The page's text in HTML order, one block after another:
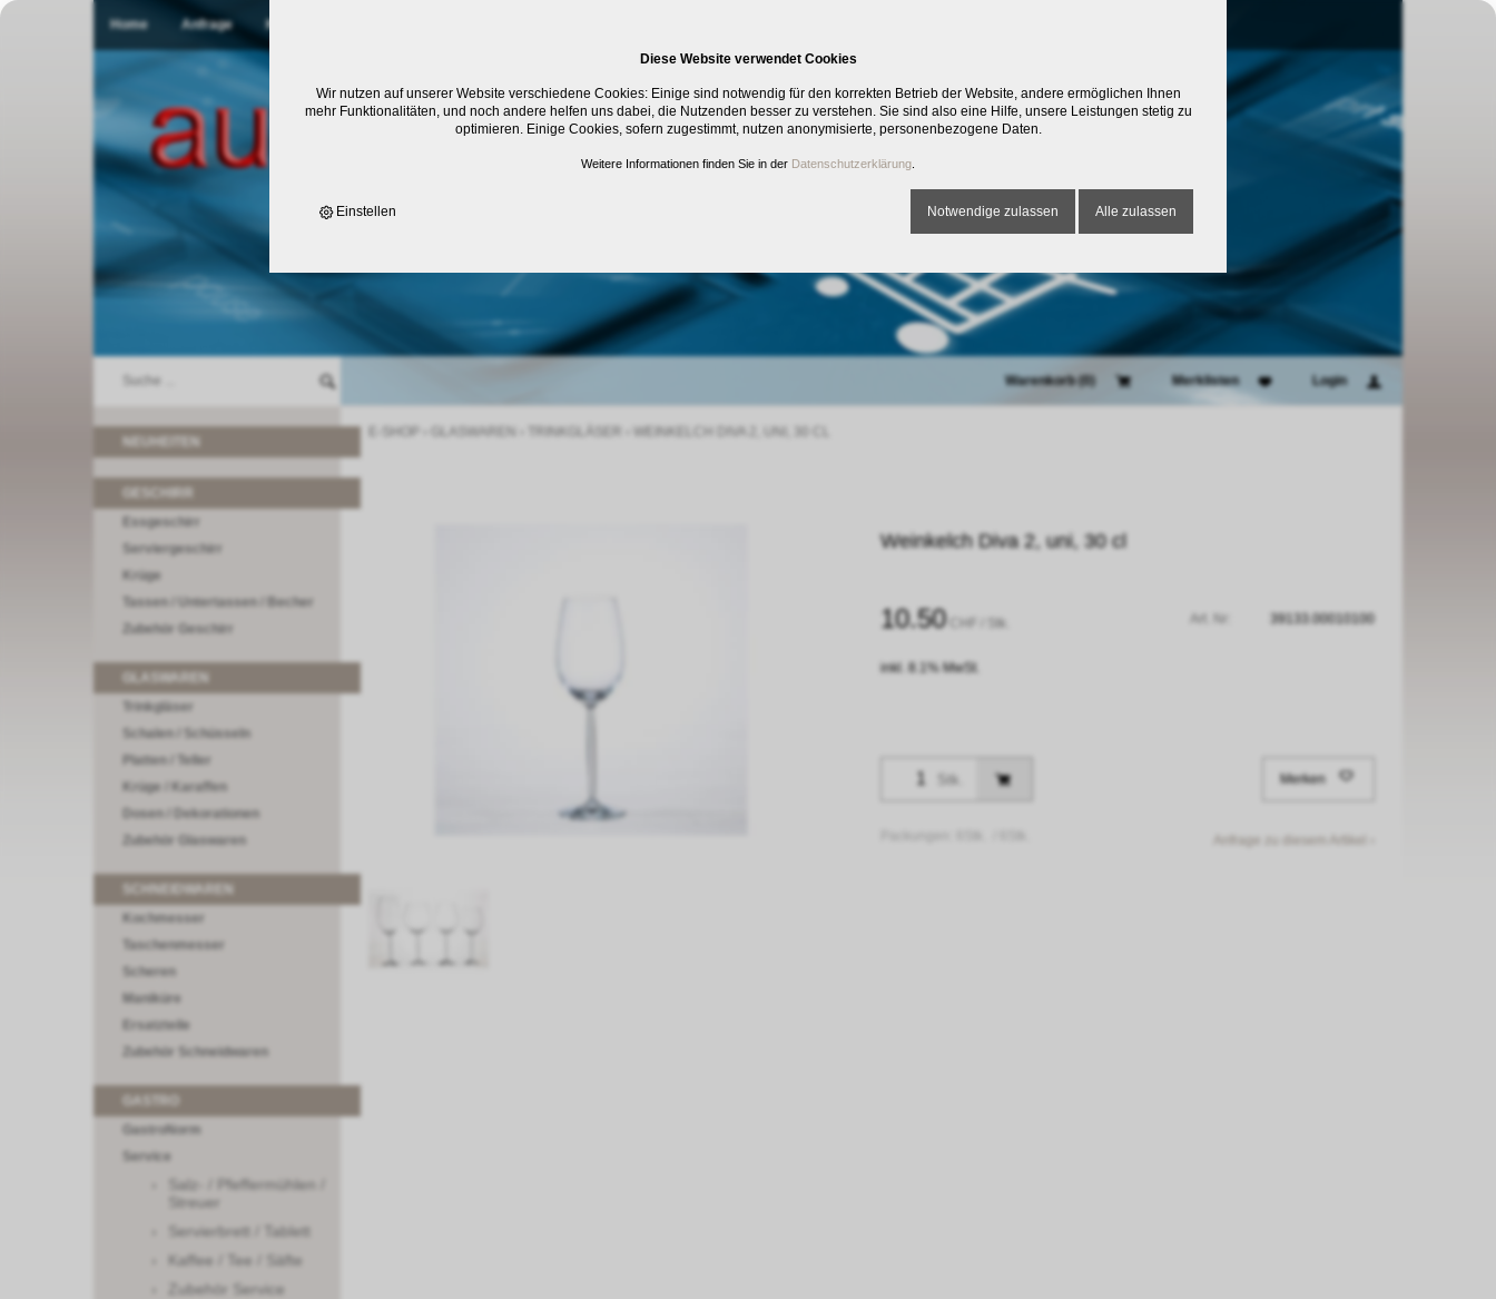
Home Anfrage Kontakt
Warenkorb (0 Merklisten Login
Essgeschirr
Serviergeschirr
Krüge
Tassen / Untertassen / Becher
Zubehör Geschirr
Trinkgläser
Schalen / Schüsseln
Platten / Teller
Krüge / Karaffen
Dosen / Dekorationen
Zubehör Glaswaren
Kochmesser
Taschenmesser
Scheren
Maniküre
Ersatzteile
Zubehör Schneidwaren
GastroNorm
Service
Salz- / Pfeffermühlen /
Streuer
Servierbrett / Tablett
Kaffee / Tee / Säfte
Zubehör Service
Weinkelch Diva 2, uni, 30 cl
10.50 / Stk.
inkl. 8.1% MwSt.
39133.00010100
Stk. Merken
Anfrage zu diesem Artikel ›
Diese Website verwendet Cookies
Wir nutzen auf unserer Website verschiedene Cookies: Einige sind notwendig für den korrekten Betrieb der Website, andere ermöglichen Ihnen
mehr Funktionalitäten, und noch andere helfen uns dabei, die Nutzenden besser zu verstehen. Sie sind also eine Hilfe, unsere Leistungen stetig zu
optimieren. Einige Cookies, sofern zugestimmt, nutzen anonymisierte, personenbezogene Daten.
Weitere Informationen finden Sie in der Datenschutzerklärung
Einstellen Notwendige zulassen Alle zulassen